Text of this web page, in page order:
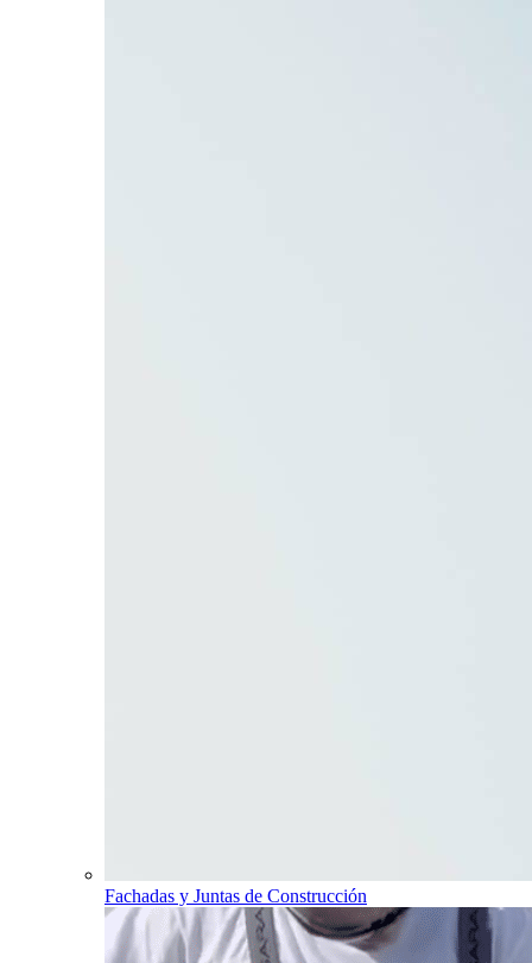
Fachadas y Juntas de Construcción